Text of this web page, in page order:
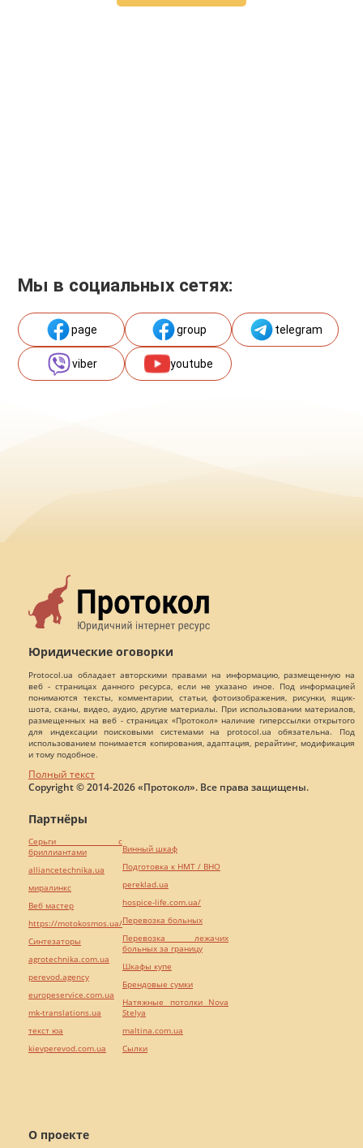
Мы в социальных сетях:
page group telegram
viber youtube
Юридические оговорки
Protocol.ua обладает авторскими правами на информацию, размещенную на
веб - страницах данного ресурса, если не указано иное. Под информацией
понимаются тексты, комментарии, статьи, фотоизображения, рисунки, ящик-
шота, сканы, видео, аудио, другие материалы. При использовании материалов,
размещенных на веб - страницах «Протокол» наличие гиперссылки открытого
для индексации поисковыми системами на protocol.ua обязательна. Под
использованием понимается копирования, адаптация, рерайтинг, модификация
и тому подобное.
Полный текст
Copyright © 2014-2026 «Протокол». Все права защищены.
О проекте
Партнёры
Серьги с
бриллиантами
alliancetechnika.ua
миралинкс
Веб мастер
https://motokosmos.ua/
Синтезаторы
agrotechnika.com.ua
perevod.agency
europeservice.com.ua
mk-translations.ua
текст юа
kievperevod.com.ua
Винный шкаф
Подготовка к НМТ / ВНО
pereklad.ua
hospice-life.com.ua/
Перевозка больных
Перевозка лежачих
больных за границу
Шкафы купе
Брендовые сумки
Натяжные потолки Nova
Stelya
maltina.com.ua
Cылки